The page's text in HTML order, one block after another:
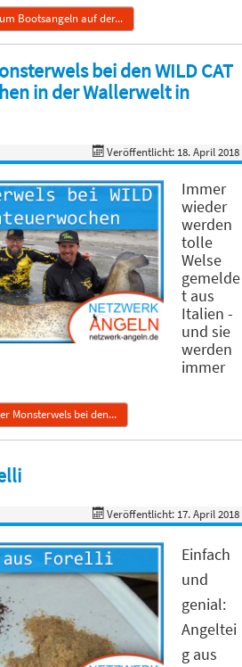
Bootsangeln auf der...
bei den WILD CAT
in der Wallerwelt in
Veröffentlicht: 18. April 2018
Immer
wieder
werden
tolle
Welse
gemelde
t aus
Italien -
und sie
werden
immer
Monsterwels bei den...
Veröffentlicht: 17. April 2018
Einfach
und
genial:
Angeltei
g aus